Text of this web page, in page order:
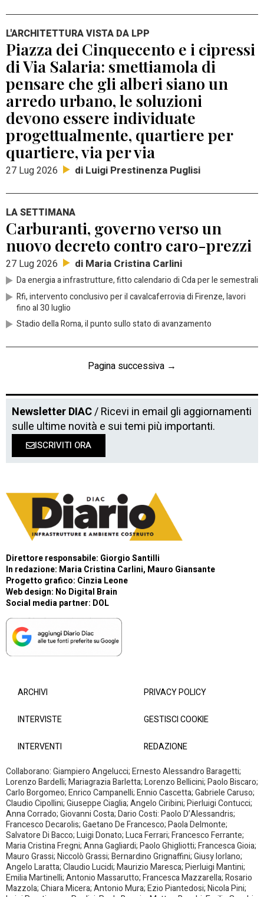
L'ARCHITETTURA VISTA DA LPP
Piazza dei Cinquecento e i cipressi
di Via Salaria: smettiamola di
pensare che gli alberi siano un
arredo urbano, le soluzioni
devono essere individuate
progettualmente, quartiere per
quartiere, via per via
27 Lug 2026 di Luigi Prestinenza Puglisi
LA SETTIMANA
Carburanti, governo verso un
nuovo decreto contro caro-prezzi
27 Lug 2026 di Maria Cristina Carlini
Da energia a infrastrutture, fitto calendario di Cda per le semestrali
Rfi, intervento conclusivo per il cavalcaferrovia di Firenze, lavori
fino al 30 luglio
Stadio della Roma, il punto sullo stato di avanzamento
Pagina successiva →
Newsletter DIAC/ Ricevi in email gli aggiornamenti
sulle ultime novità e sui temi più importanti.
ISCRIVITI ORA
Direttore responsabile: Giorgio Santilli
In redazione: Maria Cristina Carlini, Mauro Giansante
Progetto grafico: Cinzia Leone
Web design: No Digital Brain
Social media partner: DOL
ARCHIVI
INTERVISTE
INTERVENTI
PRIVACY POLICY
GESTISCI COOKIE
REDAZIONE
Collaborano: Giampiero Angelucci; Ernesto Alessandro Baragetti;
Lorenzo Bardelli; Mariagrazia Barletta; Lorenzo Bellicini; Paolo Biscaro;
Carlo Borgomeo; Enrico Campanelli; Ennio Cascetta; Gabriele Caruso;
Claudio Cipollini; Giuseppe Ciaglia; Angelo Ciribini; Pierluigi Contucci;
Anna Corrado; Giovanni Costa; Dario Costi: Paolo D’Alessandris;
Francesco Decarolis; Gaetano De Francesco; Paola Delmonte;
Salvatore Di Bacco; Luigi Donato; Luca Ferrari; Francesco Ferrante;
Maria Cristina Fregni; Anna Gagliardi; Paolo Ghigliotti; Francesca Gioia;
Mauro Grassi; Niccolò Grassi; Bernardino Grignaffini; Giusy Iorlano;
Angelo Laratta; Claudio Lucidi; Maurizio Maresca; Pierluigi Mantini;
Emilia Martinelli; Antonio Massarutto; Francesca Mazzarella; Rosario
Mazzola; Chiara Micera; Antonio Mura; Ezio Piantedosi; Nicola Pini;